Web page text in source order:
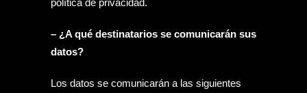
política de privacidad.
– ¿A qué destinatarios se comunicarán sus
datos?
Los datos se comunicarán a las siguientes